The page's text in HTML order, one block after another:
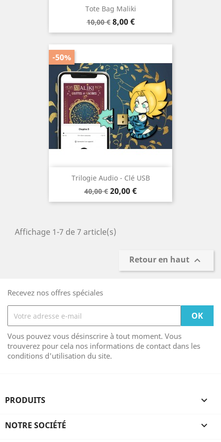
Tote Bag Maliki
Prix
de
10,00 € Prix
8,00 €
Trilogie Audio - Clé USB
Prix
de
40,00 € Prix
20,00 €
-50%
Affichage 1-7 de 7 article(s)
Retour en haut 
Recevez nos offres spéciales
Vous pouvez vous désinscrire à tout moment. Vous
trouverez pour cela nos informations de contact dans les
conditions d'utilisation du site.
PRODUITS 
NOTRE SOCIÉTÉ 